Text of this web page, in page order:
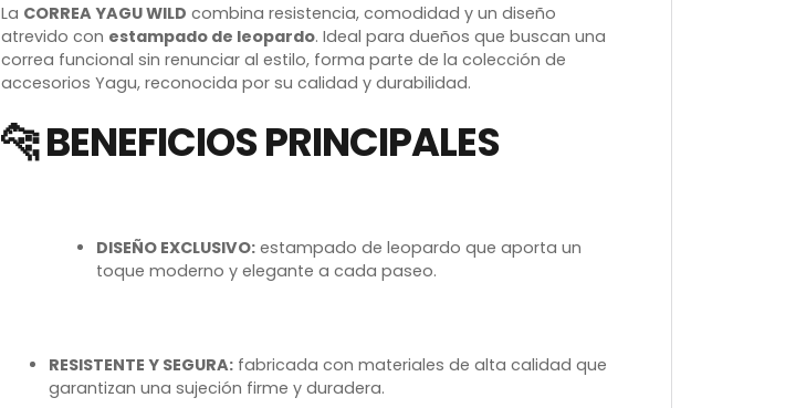
La CORREA YAGU WILD combina resistencia, comodidad y un diseño
atrevido con estampado de leopardo. Ideal para dueños que buscan una
correa funcional sin renunciar al estilo, forma parte de la colección de
accesorios Yagu, reconocida por su calidad y durabilidad.
🐆 BENEFICIOS PRINCIPALES
DISEÑO EXCLUSIVO:estampado de leopardo que aporta un
toque moderno y elegante a cada paseo.
RESISTENTE Y SEGURA:fabricada con materiales de alta calidad que
garantizan una sujeción firme y duradera.